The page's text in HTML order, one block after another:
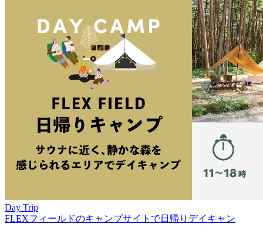
Day Trip
FLEXフィールドのキャンプサイトで日帰りデイキャン